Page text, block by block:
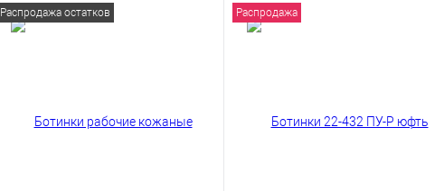
Распродажа остатков Распродажа